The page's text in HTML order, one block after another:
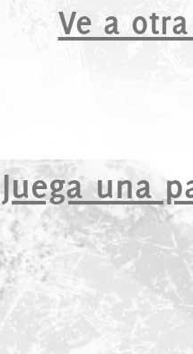
Ve a
Juega una